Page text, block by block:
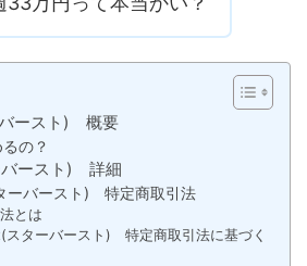
ースト) 概要
の？
ースト) 詳細
ーバースト) 特定商取引法
とは
スターバースト) 特定商取引法に基づく